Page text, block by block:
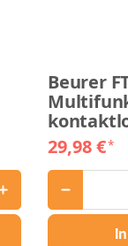
Beurer
29,98 €*